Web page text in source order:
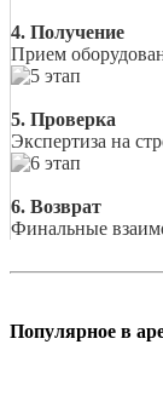
4. Получение
Прием
5. Проверка
Экспертиза на
6. Возврат
Финальные
Популярное в